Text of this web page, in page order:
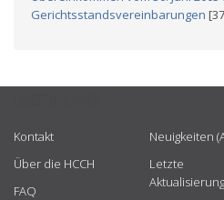
Gerichtsstandsvereinbarungen
Kontakt
Über die HCCH
FAQ
Neuigkeiten
Letzte